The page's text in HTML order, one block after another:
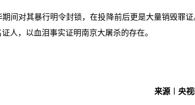
间对其暴行明令封锁，在投降前后更是大量销毁罪
人，以血泪事实证明南京大屠杀的存在。
来源︱央